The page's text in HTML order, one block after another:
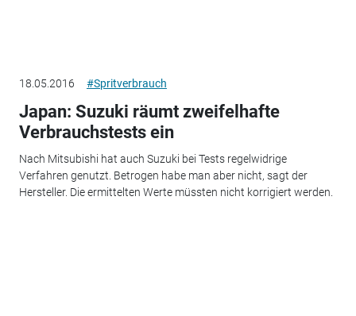
18.05.2016 #Spritverbrauch
Japan: Suzuki räumt zweifelhafte
Verbrauchstests ein
Nach Mitsubishi hat auch Suzuki bei Tests regelwidrige
Verfahren genutzt. Betrogen habe man aber nicht, sagt der
Hersteller. Die ermittelten Werte müssten nicht korrigiert werden.